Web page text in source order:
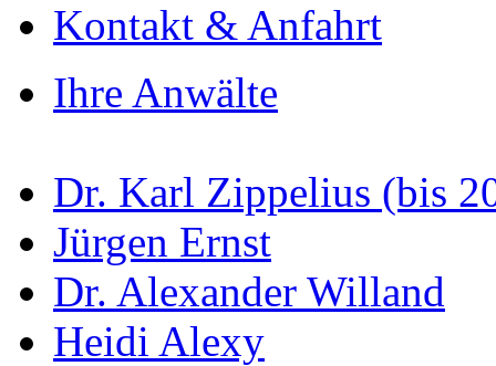
Kontakt & Anfahrt
Ihre Anwälte
Dr. Karl Zippelius (bis
Jürgen Ernst
Dr. Alexander Willand
Heidi Alexy